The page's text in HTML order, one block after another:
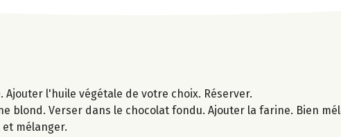
Ajouter l'huile végétale de votre choix. Réserver.
blond. Verser dans le chocolat fondu. Ajouter la farine. Bien
et mélanger.